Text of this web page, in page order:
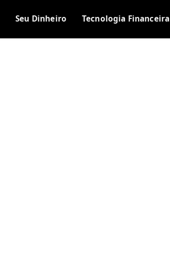
Seu Dinheiro Tecnologia Financeira